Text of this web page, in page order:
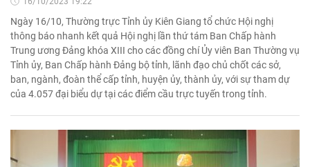
Ngày 16/10, Thường trực Tỉnh ủy Kiên Giang tổ chức Hội nghị
thông báo nhanh kết quả Hội nghị lần thứ tám Ban Chấp hành
Trung ương Đảng khóa XIII cho các đồng chí Ủy viên Ban Thường vụ
Tỉnh ủy, Ban Chấp hành Đảng bộ tỉnh, lãnh đạo chủ chốt các sở,
ban, ngành, đoàn thể cấp tỉnh, huyện ủy, thành ủy, với sự tham dự
của 4.057 đại biểu dự tại các điểm cầu trực tuyến trong tỉnh.